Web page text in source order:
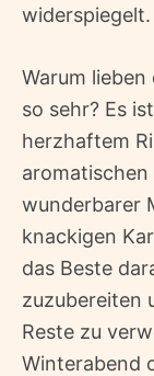
widerspiegelt.
Warum lieben
so sehr? Es
herzhaftem
aromatischen
wunderbarer
knackigen
das Beste
zuzubereiten
Reste zu
Winterabend